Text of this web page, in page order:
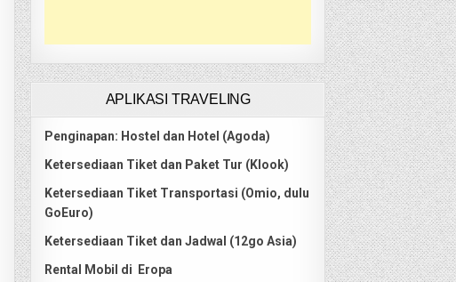
APLIKASI TRAVELING
Penginapan: Hostel dan Hotel (Agoda)
Ketersediaan Tiket dan Paket Tur (Klook)
Ketersediaan Tiket Transportasi (Omio, dulu
GoEuro)
Ketersediaan Tiket dan Jadwal (12go Asia)
Rental Mobil di Eropa